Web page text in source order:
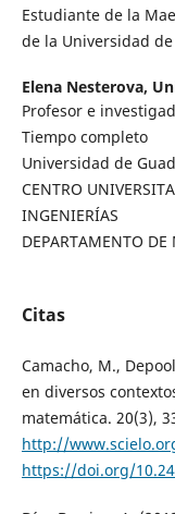
Estudiante de la
de la Universidad
Elena Nesterova,
Profesor e
Tiempo completo
Universidad de
CENTRO
INGENIERÍAS
DEPARTAMENTO DE
Citas
Camacho, M.,
en diversos
matemática. 20(3),
http://
https://doi.org/